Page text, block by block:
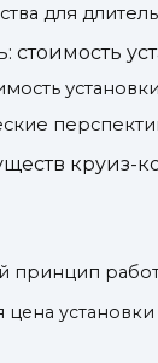
для
стоимость
круиз-
принцип
цена